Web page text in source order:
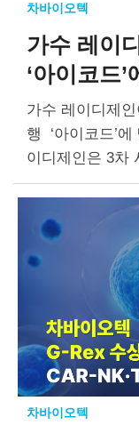
차바이오텍
가수 레이
‘아이코드’
가수 레이디제
행 ‘아이코드’
이디제인은 3차
지난 3일 강남
다. 레이디제인
를 시작하면서
차바이오텍